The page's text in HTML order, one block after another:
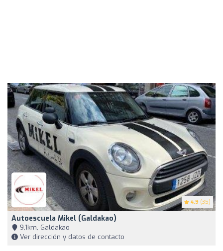
4.9 (35)
Autoescuela Mikel (Galdakao)
9,1km, Galdakao
Ver dirección y datos de contacto